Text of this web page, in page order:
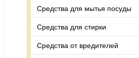
Средства для мытья посуды
Средства для стирки
Средства от вредителей